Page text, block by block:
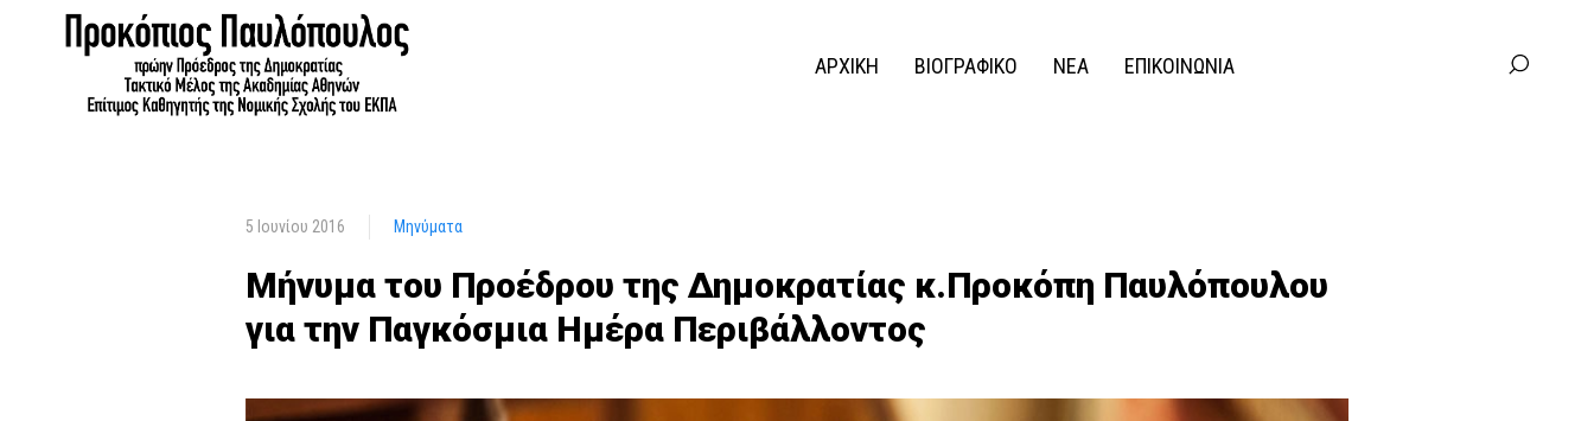
ΑΡΧΙΚΗ ΒΙΟΓΡΑΦΙΚΟ ΝΕΑ ΕΠΙΚΟΙΝΩΝΙΑ
5 Ιουνίου 2016 Μηνύματα
Μήνυμα του Προέδρου της Δημοκρατίας κ.Προκόπη Παυλόπουλου
για την Παγκόσμια Ημέρα Περιβάλλοντος